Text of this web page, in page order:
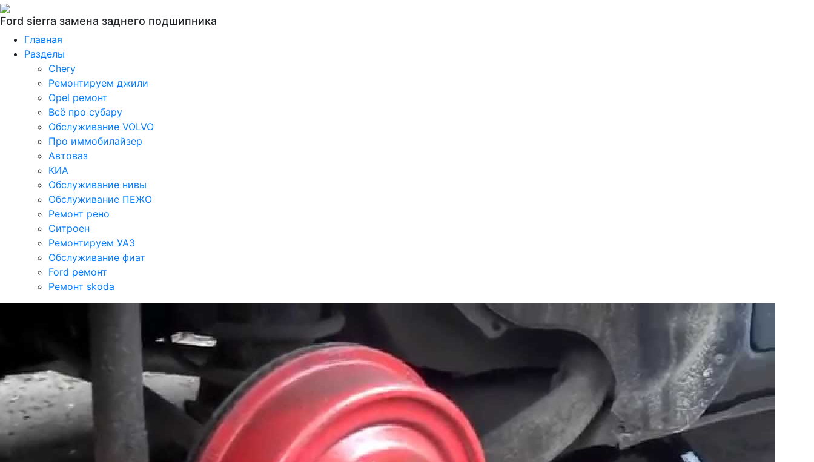
Ford sierra замена заднего подшипника
Главная
Разделы
Chery
Ремонтируем джили
Opel ремонт
Всё про субару
Обслуживание VOLVO
Про иммобилайзер
Автоваз
КИА
Обслуживание нивы
Обслуживание ПЕЖО
Ремонт рено
Ситроен
Ремонтируем УАЗ
Обслуживание фиат
Ford ремонт
Ремонт skoda